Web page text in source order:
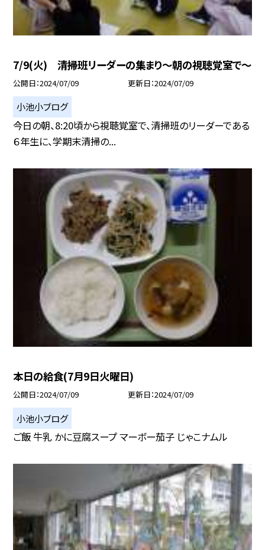
7/9(火) 清掃班リーダーの集まり〜朝の視聴覚室で〜
公開日 2024/07/09 更新日 2024/07/09
小池小ブログ
今日の朝、8:20頃から視聴覚室で、清掃班のリーダーである
６年生に、学期末清掃の...
本日の給食(7月9日火曜日)
公開日 2024/07/09 更新日 2024/07/09
小池小ブログ
ご飯 牛乳 かに豆腐スープ マーボー茄子 じゃこナムル